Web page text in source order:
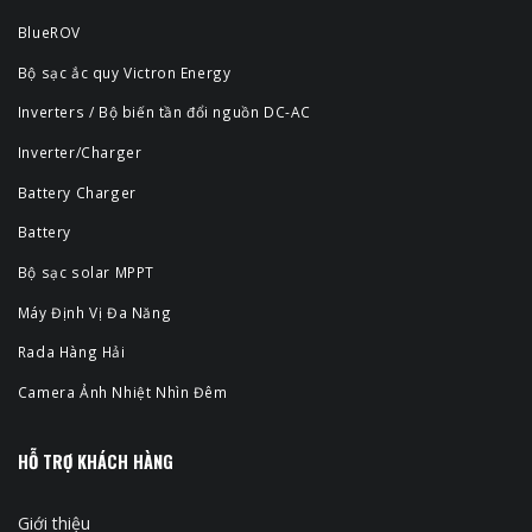
BlueROV
Bộ sạc ắc quy Victron Energy
Inverters / Bộ biến tần đổi nguồn DC-AC
Inverter/Charger
Battery Charger
Battery
Bộ sạc solar MPPT
Máy Định Vị Đa Năng
Rada Hàng Hải
Camera Ảnh Nhiệt Nhìn Đêm
HỖ TRỢ KHÁCH HÀNG
Giới thiệu